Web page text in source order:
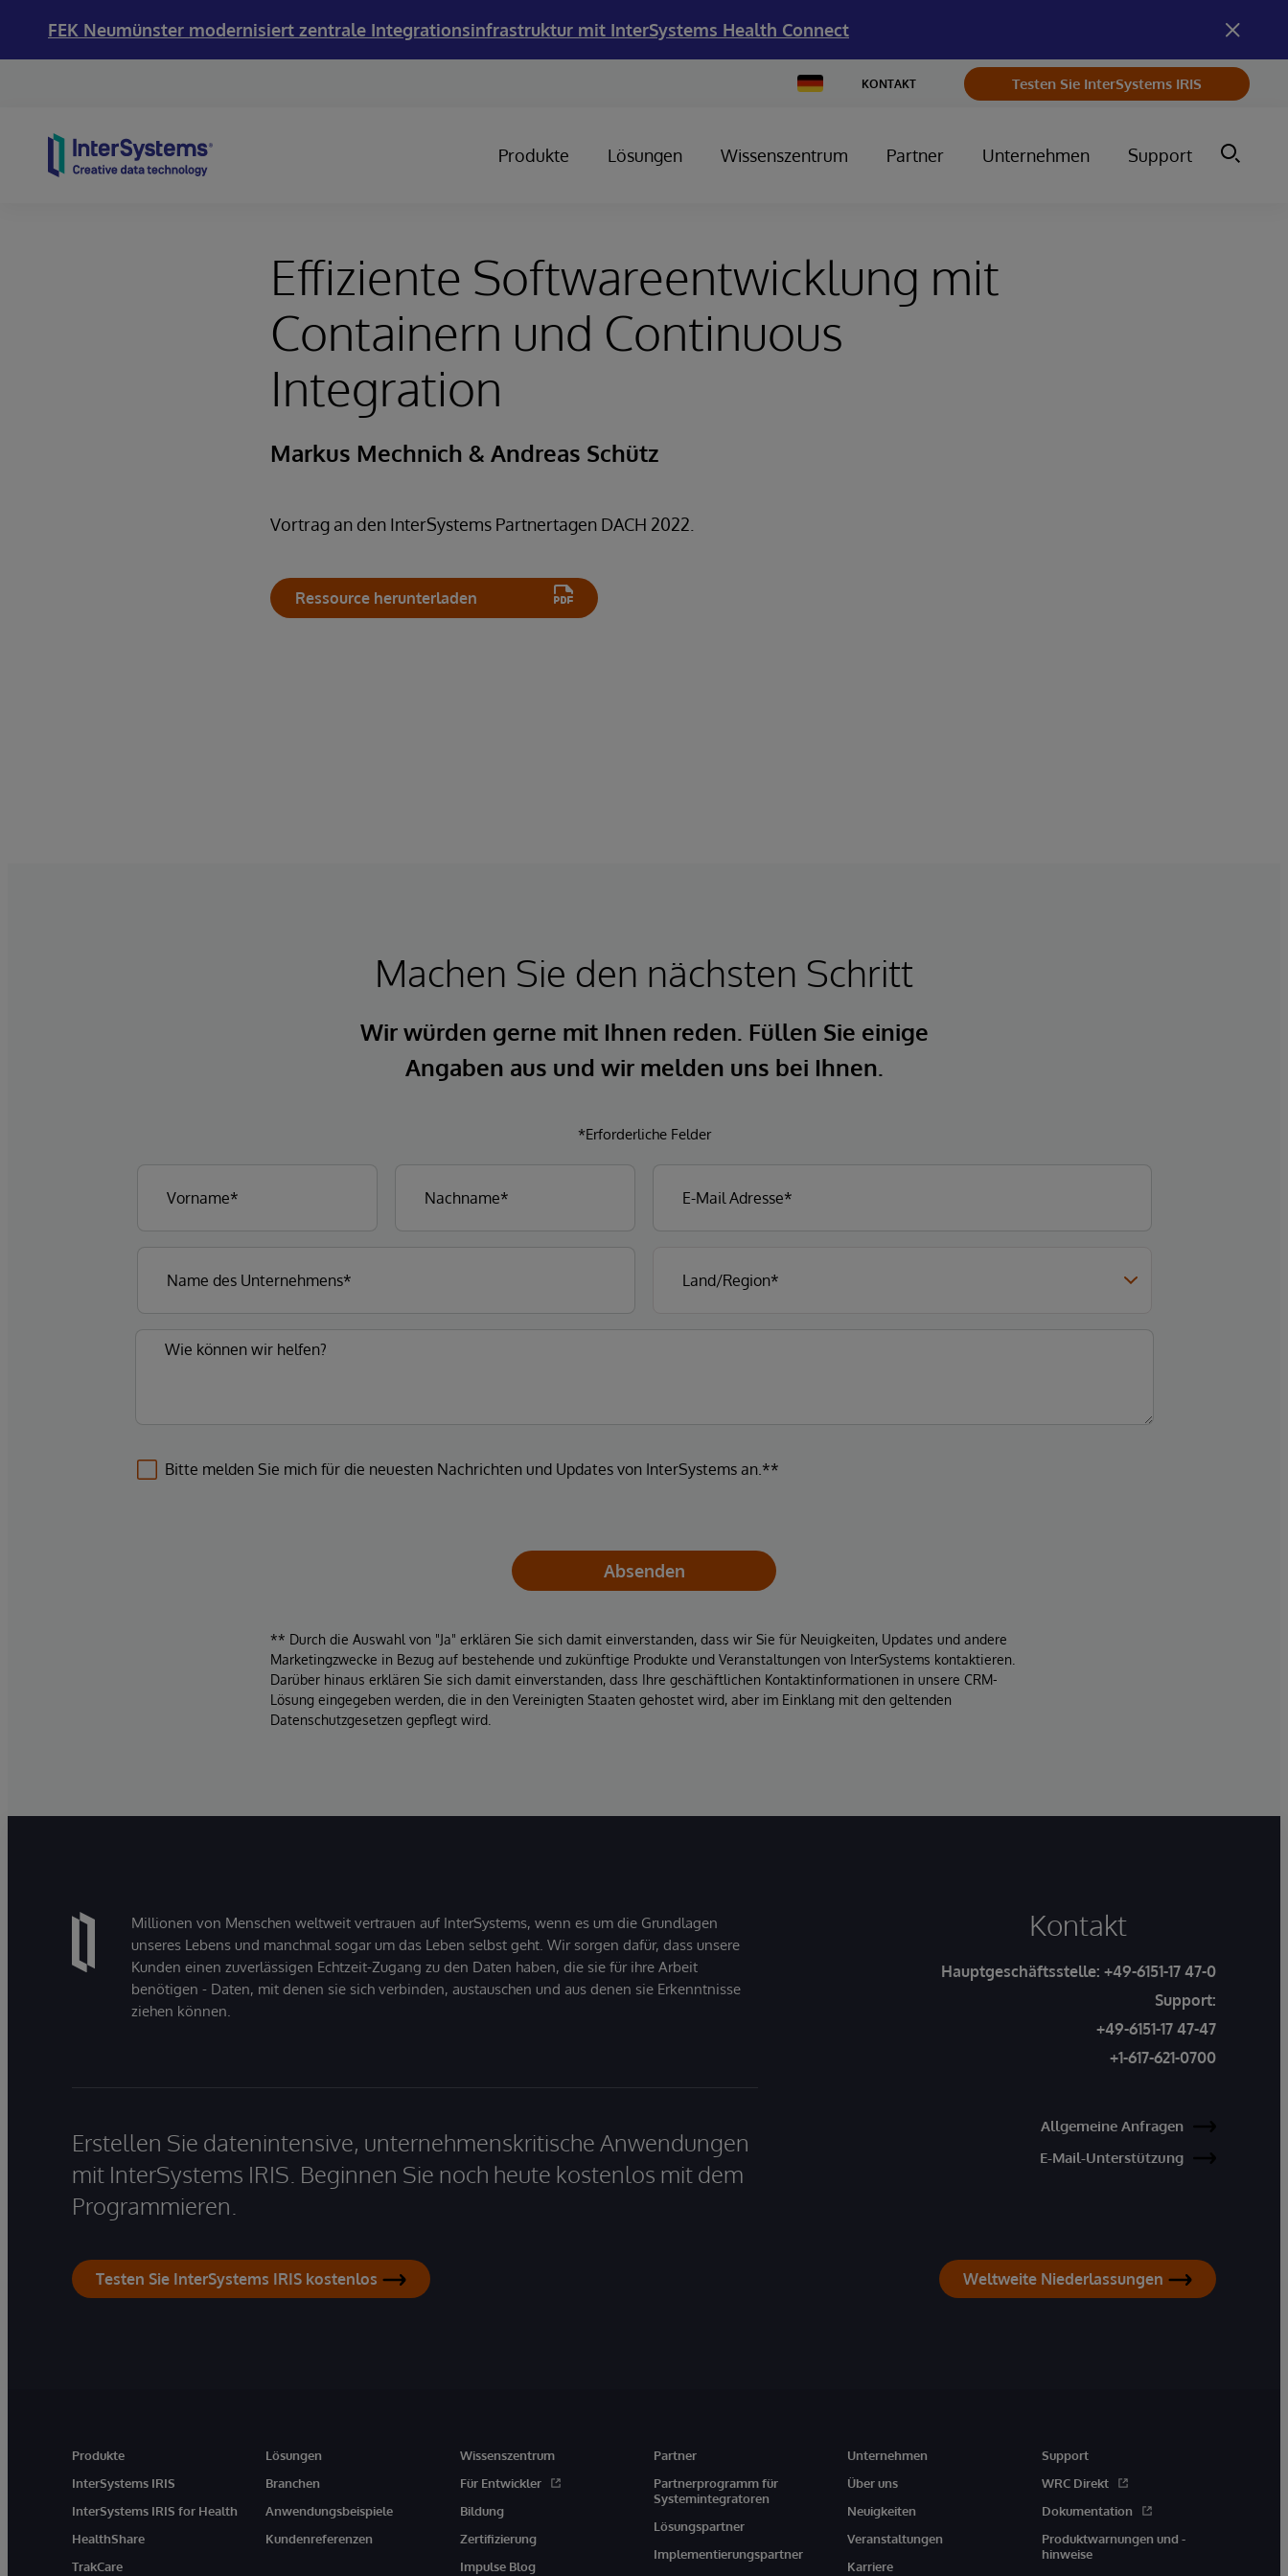
FEK Neumünster modernisiert zentrale Integrationsinfrastruktur mit InterSystems Health Connect
Change
Country
KONTAKT Testen Sie InterSystems IRIS
Produkte Lösungen Wissenszentrum Partner Unternehmen Support
Effiziente Softwareentwicklung mit
Containern und Continuous
Integration
Markus Mechnich & Andreas Schütz
Vortrag an den InterSystems Partnertagen DACH 2022.
Ressource herunterladen
Machen Sie den nächsten Schritt
Wir würden gerne mit Ihnen reden. Füllen Sie einige
Angaben aus und wir melden uns bei Ihnen.
*Erforderliche Felder
Bitte melden Sie mich für die neuesten Nachrichten und Updates von InterSystems an.**
Absenden
** Durch die Auswahl von "Ja" erklären Sie sich damit einverstanden, dass wir Sie für Neuigkeiten, Updates und andere
Marketingzwecke in Bezug auf bestehende und zukünftige Produkte und Veranstaltungen von InterSystems kontaktieren.
Darüber hinaus erklären Sie sich damit einverstanden, dass Ihre geschäftlichen Kontaktinformationen in unsere CRM-
Lösung eingegeben werden, die in den Vereinigten Staaten gehostet wird, aber im Einklang mit den geltenden
Datenschutzgesetzen gepflegt wird.
Millionen von Menschen weltweit vertrauen auf InterSystems, wenn es um die Grundlagen
unseres Lebens und manchmal sogar um das Leben selbst geht. Wir sorgen dafür, dass unsere
Kunden einen zuverlässigen Echtzeit-Zugang zu den Daten haben, die sie für ihre Arbeit
benötigen - Daten, mit denen sie sich verbinden, austauschen und aus denen sie Erkenntnisse
ziehen können.
Erstellen Sie datenintensive, unternehmenskritische Anwendungen
mit InterSystems IRIS. Beginnen Sie noch heute kostenlos mit dem
Programmieren.
Testen Sie InterSystems IRIS kostenlos
Kontakt
Hauptgeschäftsstelle: +49-6151-17 47-0
Support:
+49-6151-17 47-47
+1-617-621-0700
Allgemeine Anfragen
E-Mail-Unterstützung
Weltweite Niederlassungen
Produkte
InterSystems IRIS
InterSystems IRIS for Health
HealthShare
TrakCare
Lösungen
Branchen
Anwendungsbeispiele
Kundenreferenzen
Wissenszentrum
Für Entwickler
Bildung
Zertifizierung
Impulse Blog
Partner
Partnerprogramm für
Systemintegratoren
Lösungspartner
Implementierungspartner
Unternehmen
Über uns
Neuigkeiten
Veranstaltungen
Karriere
Support
WRC Direkt
Dokumentation
Produktwarnungen und -
hinweise